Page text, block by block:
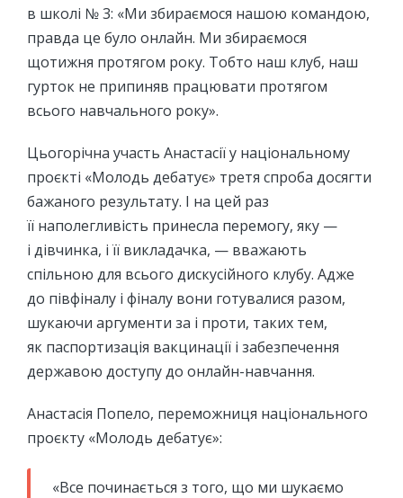
в школі № 3: «Ми збираємося нашою командою,
правда це було онлайн. Ми збираємося
щотижня протягом року. Тобто наш клуб, наш
гурток не припиняв працювати протягом
всього навчального року».
Цьогорічна участь Анастасії у національному
проєкті «Молодь дебатує» третя спроба досягти
бажаного результату. І на цей раз
її наполегливість принесла перемогу, яку —
і дівчинка, і її викладачка, — вважають
спільною для всього дискусійного клубу. Адже
до півфіналу і фіналу вони готувалися разом,
шукаючи аргументи за і проти, таких тем,
як паспортизація вакцинації і забезпечення
державою доступу до онлайн-навчання.
Анастасія Попело, переможниця національного
проєкту «Молодь дебатує»:
«Все починається з того, що ми шукаємо